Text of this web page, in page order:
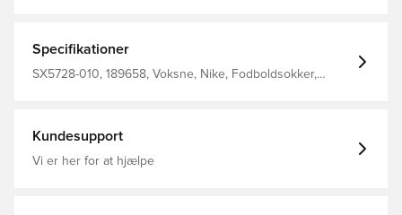
Specifikationer
SX5728-010, 189658, Voksne, Nike, Fodboldsokker,
Kundesupport
Vi er her for at hjælpe